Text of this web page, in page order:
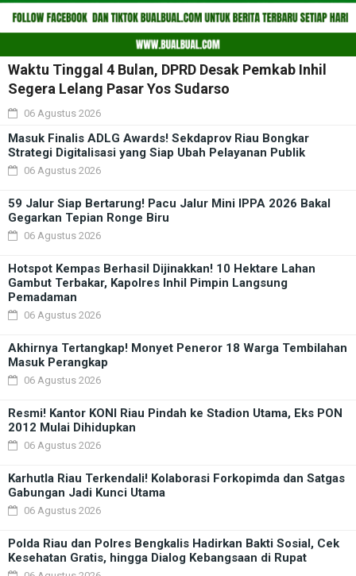
Waktu Tinggal 4 Bulan, DPRD Desak Pemkab Inhil
Segera Lelang Pasar Yos Sudarso
06 Agustus 2026
Masuk Finalis ADLG Awards! Sekdaprov Riau Bongkar
Strategi Digitalisasi yang Siap Ubah Pelayanan Publik
06 Agustus 2026
59 Jalur Siap Bertarung! Pacu Jalur Mini IPPA 2026 Bakal
Gegarkan Tepian Ronge Biru
06 Agustus 2026
Hotspot Kempas Berhasil Dijinakkan! 10 Hektare Lahan
Gambut Terbakar, Kapolres Inhil Pimpin Langsung
Pemadaman
06 Agustus 2026
Akhirnya Tertangkap! Monyet Peneror 18 Warga Tembilahan
Masuk Perangkap
06 Agustus 2026
Resmi! Kantor KONI Riau Pindah ke Stadion Utama, Eks PON
2012 Mulai Dihidupkan
06 Agustus 2026
Karhutla Riau Terkendali! Kolaborasi Forkopimda dan Satgas
Gabungan Jadi Kunci Utama
06 Agustus 2026
Polda Riau dan Polres Bengkalis Hadirkan Bakti Sosial, Cek
Kesehatan Gratis, hingga Dialog Kebangsaan di Rupat